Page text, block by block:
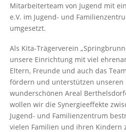
Mitarbeiterteam von Jugend mit
e.V. im Jugend- und
umgesetzt.
Als Kita-Trägerverein
unsere Einrichtung mit viel
Eltern, Freunde und auch das
fördern und unterstützen unseren
wunderschönen Areal
wollen wir die Synergieeffekte
Jugend- und Familienzentrum
vielen Familien und ihren Kindern